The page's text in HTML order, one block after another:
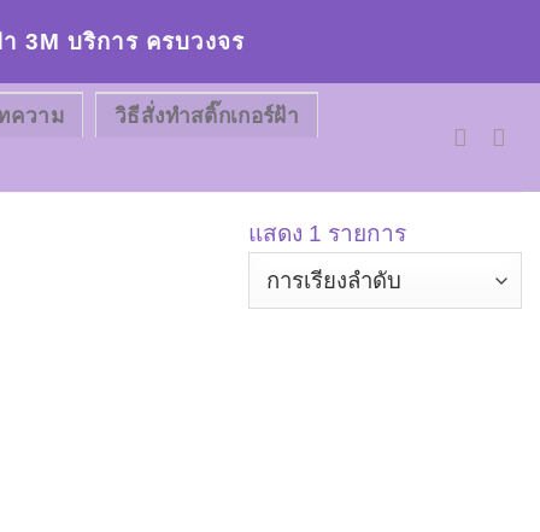
3M บริการ ครบวงจร
ความ
วิธีสั่งทำสติ๊กเกอร์ฝ้า
แสดง 1 รายการ